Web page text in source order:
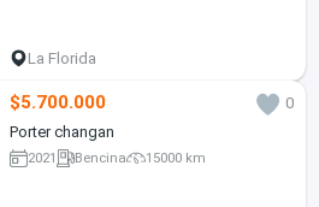
La Florida
$5.700.000
0
Porter changan
2021 Bencina 15000 km